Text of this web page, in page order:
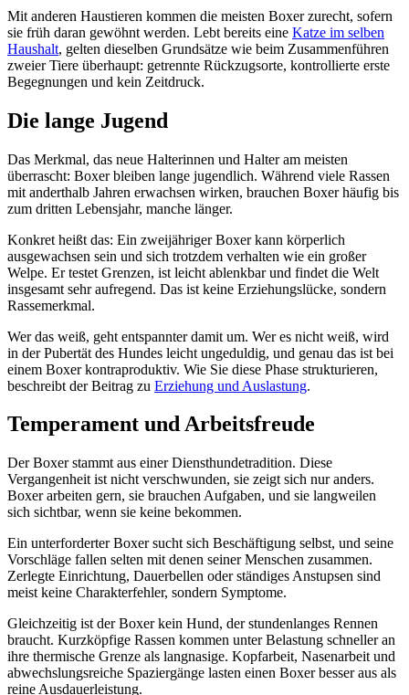
Mit anderen Haustieren kommen die meisten Boxer zurecht, sofern
sie früh daran gewöhnt werden. Lebt bereits eine Katze im selben
Haushalt, gelten dieselben Grundsätze wie beim Zusammenführen
zweier Tiere überhaupt: getrennte Rückzugsorte, kontrollierte erste
Begegnungen und kein Zeitdruck.
Die lange Jugend
Das Merkmal, das neue Halterinnen und Halter am meisten
überrascht: Boxer bleiben lange jugendlich. Während viele Rassen
mit anderthalb Jahren erwachsen wirken, brauchen Boxer häufig bis
zum dritten Lebensjahr, manche länger.
Konkret heißt das: Ein zweijähriger Boxer kann körperlich
ausgewachsen sein und sich trotzdem verhalten wie ein großer
Welpe. Er testet Grenzen, ist leicht ablenkbar und findet die Welt
insgesamt sehr aufregend. Das ist keine Erziehungslücke, sondern
Rassemerkmal.
Wer das weiß, geht entspannter damit um. Wer es nicht weiß, wird
in der Pubertät des Hundes leicht ungeduldig, und genau das ist bei
einem Boxer kontraproduktiv. Wie Sie diese Phase strukturieren,
beschreibt der Beitrag zu Erziehung und Auslastung.
Temperament und Arbeitsfreude
Der Boxer stammt aus einer Diensthundetradition. Diese
Vergangenheit ist nicht verschwunden, sie zeigt sich nur anders.
Boxer arbeiten gern, sie brauchen Aufgaben, und sie langweilen
sich sichtbar, wenn sie keine bekommen.
Ein unterforderter Boxer sucht sich Beschäftigung selbst, und seine
Vorschläge fallen selten mit denen seiner Menschen zusammen.
Zerlegte Einrichtung, Dauerbellen oder ständiges Anstupsen sind
meist keine Charakterfehler, sondern Symptome.
Gleichzeitig ist der Boxer kein Hund, der stundenlanges Rennen
braucht. Kurzköpfige Rassen kommen unter Belastung schneller an
ihre thermische Grenze als langnasige. Kopfarbeit, Nasenarbeit und
abwechslungsreiche Spaziergänge lasten einen Boxer besser aus als
reine Ausdauerleistung.